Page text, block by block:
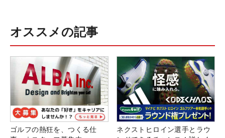
オススメの記事
ゴルフの熱狂を、つくる仕
ネクストヒロイン選手とラウ